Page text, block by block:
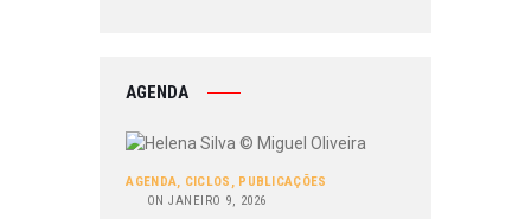
AGENDA
AGENDA, CICLOS , PUBLICAÇÕES
ON JANEIRO 9, 2026